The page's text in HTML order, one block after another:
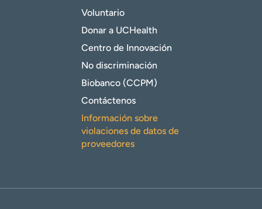
Voluntario
Donar a UCHealth
Centro de Innovación
No discriminación
Biobanco (CCPM)
Contáctenos
Información sobre
violaciones de datos de
proveedores